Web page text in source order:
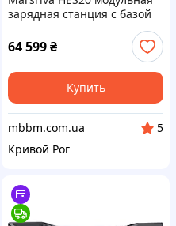
зарядная станция с базой
2200 Вт 2074Вт/г, 4xAC USB-
C, UPS, LiFePO4 App
(HES20_MARSRIVA)
64 599₴
Купить
mbbm.com.ua
5
Кривой Рог